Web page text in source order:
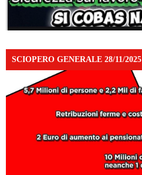
SCIOPERO GENERALE 28/11/2025